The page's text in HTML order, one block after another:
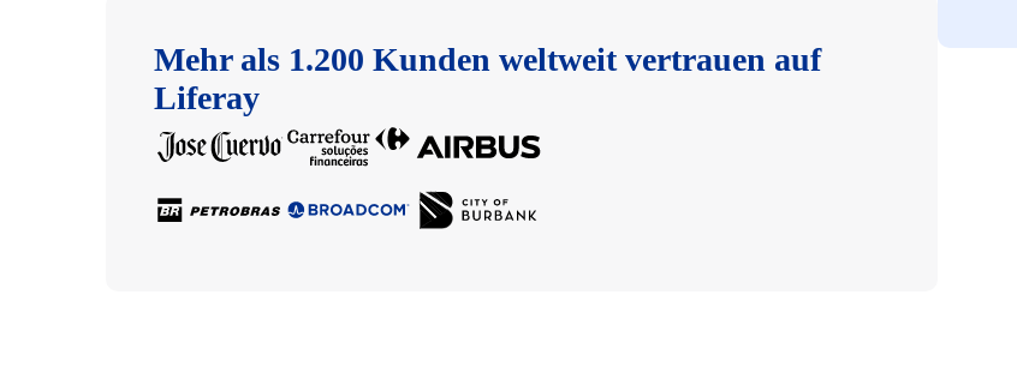
Mehr als 1.200 Kunden weltweit vertrauen auf
Liferay